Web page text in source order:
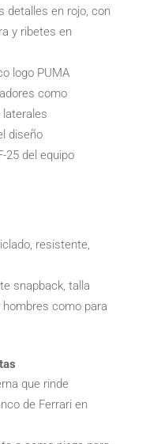
detalles en rojo, con
y ribetes en
logo PUMA
como
laterales
diseño
del equipo
resistente,
snapback, talla
como para
que rinde
de Ferrari en